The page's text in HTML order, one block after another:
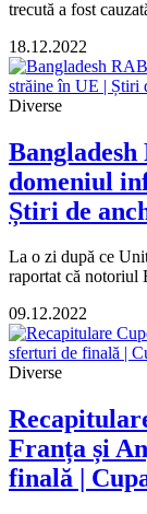
trecută a fost
18.12.2022
Diverse
domeniul
Știri de
La o zi după ce
raportat că notoriul
09.12.2022
Diverse
Franța și
finală |